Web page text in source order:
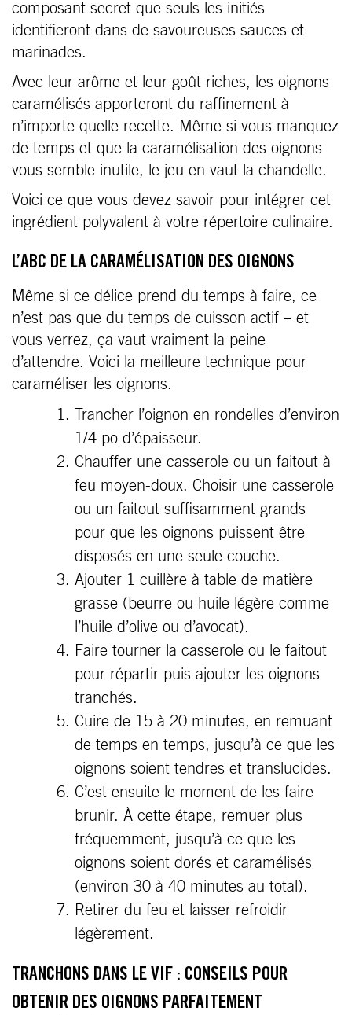
composant secret que seuls les initiés
identifieront dans de savoureuses sauces et
marinades.
Avec leur arôme et leur goût riches, les oignons
caramélisés apporteront du raffinement à
n’importe quelle recette. Même si vous manquez
de temps et que la caramélisation des oignons
vous semble inutile, le jeu en vaut la chandelle.
Voici ce que vous devez savoir pour intégrer cet
ingrédient polyvalent à votre répertoire culinaire.
L’ABC DE LA CARAMÉLISATION DES OIGNONS
Même si ce délice prend du temps à faire, ce
n’est pas que du temps de cuisson actif – et
vous verrez, ça vaut vraiment la peine
d’attendre. Voici la meilleure technique pour
caraméliser les oignons.
Trancher l’oignon en rondelles d’environ
1/4 po d’épaisseur.
Chauffer une casserole ou un faitout à
feu moyen-doux. Choisir une casserole
ou un faitout suffisamment grands
pour que les oignons puissent être
disposés en une seule couche.
Ajouter 1 cuillère à table de matière
grasse (beurre ou huile légère comme
l’huile d’olive ou d’avocat).
Faire tourner la casserole ou le faitout
pour répartir puis ajouter les oignons
tranchés.
Cuire de 15 à 20 minutes, en remuant
de temps en temps, jusqu’à ce que les
oignons soient tendres et translucides.
C’est ensuite le moment de les faire
brunir. À cette étape, remuer plus
fréquemment, jusqu’à ce que les
oignons soient dorés et caramélisés
(environ 30 à 40 minutes au total).
Retirer du feu et laisser refroidir
légèrement.
TRANCHONS DANS LE VIF : CONSEILS POUR
OBTENIR DES OIGNONS PARFAITEMENT